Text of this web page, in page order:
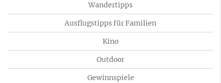
Wandertipps
Ausflugstipps für Familien
Kino
Outdoor
Gewinnspiele